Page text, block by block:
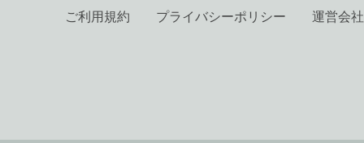
ご利用規約 プライバシーポリシー 運営会社